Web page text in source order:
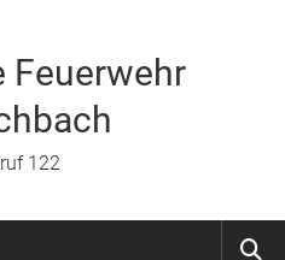
Feuerwehr
122